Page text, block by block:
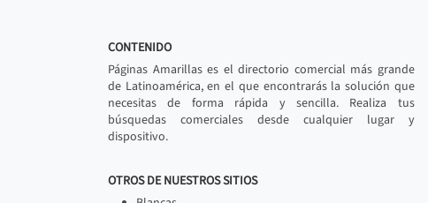
CONTENIDO
Páginas Amarillas es el directorio comercial más grande
de Latinoamérica, en el que encontrarás la solución que
necesitas de forma rápida y sencilla. Realiza tus
búsquedas comerciales desde cualquier lugar y
dispositivo.
OTROS DE NUESTROS SITIOS